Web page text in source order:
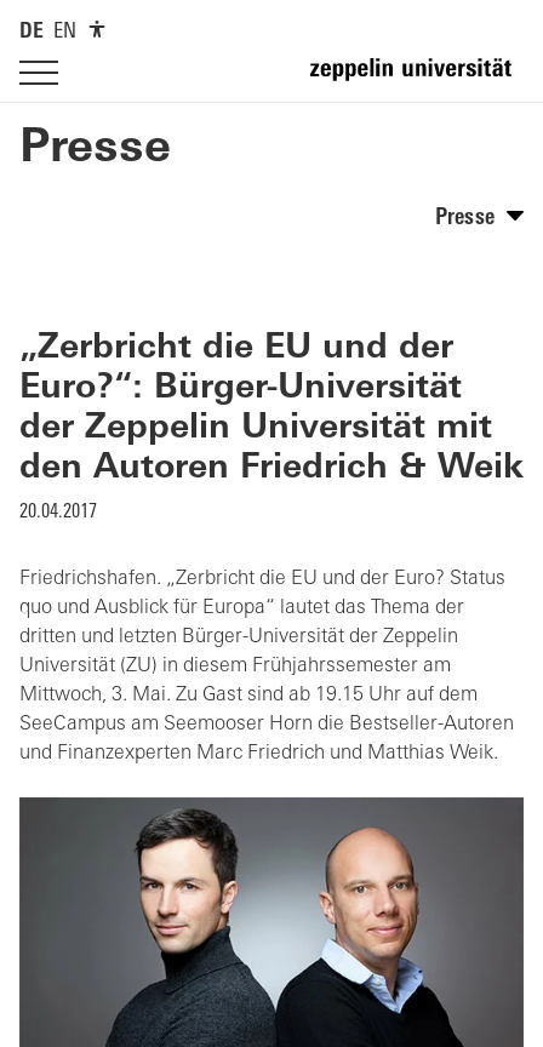
DE EN
Presse
Presse
„Zerbricht die EU und der
Euro?“: Bürger-Universität
der Zeppelin Universität mit
den Autoren Friedrich & Weik
20.04.2017
Friedrichshafen. „Zerbricht die EU und der Euro? Status
quo und Ausblick für Europa“ lautet das Thema der
dritten und letzten Bürger-Universität der Zeppelin
Universität (ZU) in diesem Frühjahrssemester am
Mittwoch, 3. Mai. Zu Gast sind ab 19.15 Uhr auf dem
SeeCampus am Seemooser Horn die Bestseller-Autoren
und Finanzexperten Marc Friedrich und Matthias Weik.